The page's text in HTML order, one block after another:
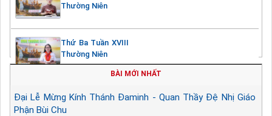
Thường Niên
Thứ Ba Tuần XVIII
Thường Niên
BÀI MỚI NHẤT
Đại Lễ Mừng Kính Thánh Đaminh - Quan Thầy Đệ Nhị Giáo
Phận Bùi Chu